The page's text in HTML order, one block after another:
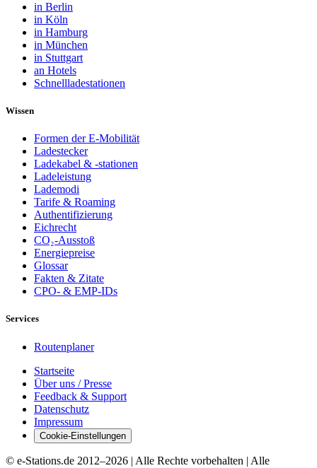
in Berlin
in Köln
in Hamburg
in München
in Stuttgart
an Hotels
Schnellladestationen
Wissen
Formen der E-Mobilität
Ladestecker
Ladekabel & -stationen
Ladeleistung
Lademodi
Tarife & Roaming
Authentifizierung
Eichrecht
CO₂-Ausstoß
Energiepreise
Glossar
Fakten & Zitate
CPO- & EMP-IDs
Services
Routenplaner
Startseite
Über uns / Presse
Feedback & Support
Datenschutz
Impressum
Cookie-Einstellungen
© e-Stations.de 2012–2026 | Alle Rechte vorbehalten | Alle